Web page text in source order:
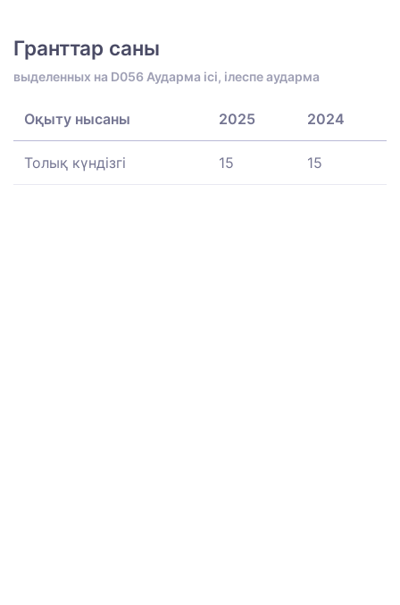
Гранттар саны
выделенных на D056 Аударма ісі, ілеспе аударма
Оқыту нысаны 2025 2024
Толық күндізгі 15 15